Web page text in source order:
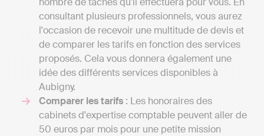
consultant plusieurs professionnels, vous aurez
l'occasion de recevoir une multitude de devis et
de comparer les tarifs en fonction des services
proposés. Cela vous donnera également une
idée des différents services disponibles à
Aubigny.
Comparer les tarifs : Les honoraires des
cabinets d'expertise comptable peuvent aller de
50 euros par mois pour une petite mission